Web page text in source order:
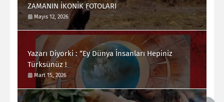
ZAMANIN İKONİK FOTOLARI
Mayıs 12, 2026
Yazarı Diyorki : “Ey Dünya İnsanları Hepiniz
Türksünüz !
Mart 15, 2026